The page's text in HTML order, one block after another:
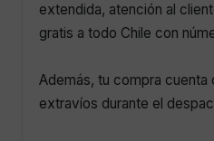
extendida, atención al
gratis a todo Chile con
Además, tu compra
extravíos durante el